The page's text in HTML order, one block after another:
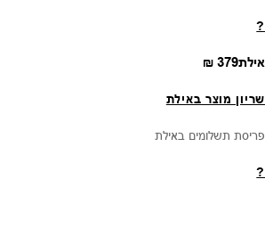
?
אילתמחיר רגיל
379 ₪
שריון מוצר באילת
פריסת תשלומים באילת
?